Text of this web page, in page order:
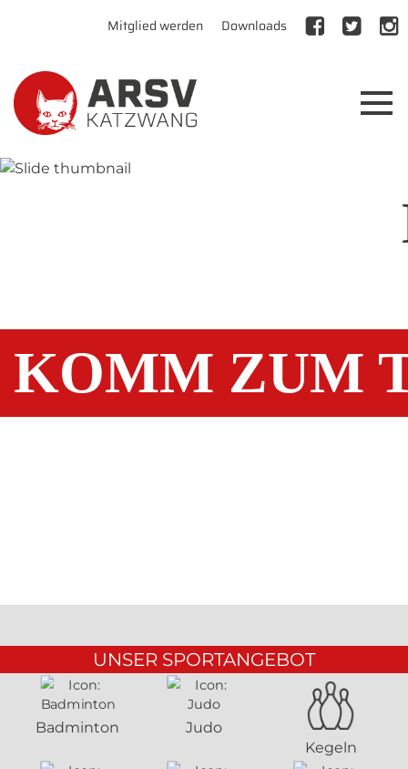
Mitglied werden Downloads
KOMM ZUM
UNSER SPORTANGEBOT
Badminton
Judo
Kegeln